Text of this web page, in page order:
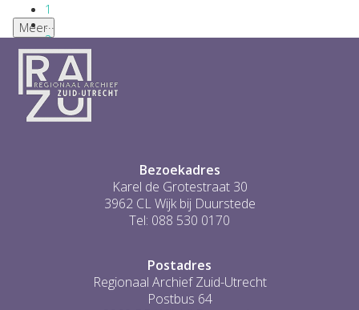
1
...
2
3
4
5
6
...
Meer
Bezoekadres
Karel de Grotestraat 30
3962 CL Wijk bij Duurstede
Tel: 088 530 0170
Postadres
Regionaal Archief Zuid-Utrecht
Postbus 64